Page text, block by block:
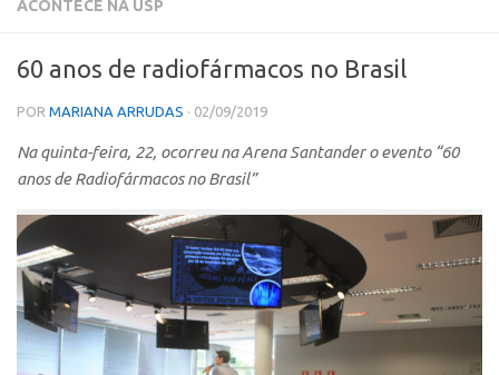
Coordenação
Polos
Polo Capital
Polo Lorena
Polo Ribeirão Preto
Polo São Carlos
Programas
Bolsa Empreendedorismo
Bolsa Startup USP
ACONTECE NA USP
60 anos de radiofármacos no Brasil
POR MARIANA ARRUDAS · 02/09/2019
Na quinta-feira, 22, ocorreu na Arena Santander o evento “60
anos de Radiofármacos no Brasil”